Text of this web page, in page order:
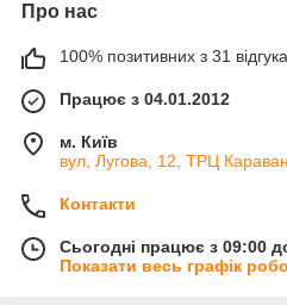
Про нас
100% позитивних з 31
Працює з 04.01.2012
м. Київ
вул, Лугова, 12, ТРЦ
Контакти
Сьогодні працює з 09:00
Показати весь графік